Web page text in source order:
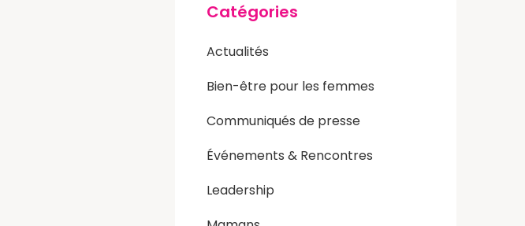
Catégories
Actualités
Bien-être pour les femmes
Communiqués de presse
Événements & Rencontres
Leadership